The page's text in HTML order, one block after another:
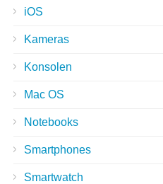
iOS
Kameras
Konsolen
Mac OS
Notebooks
Smartphones
Smartwatch